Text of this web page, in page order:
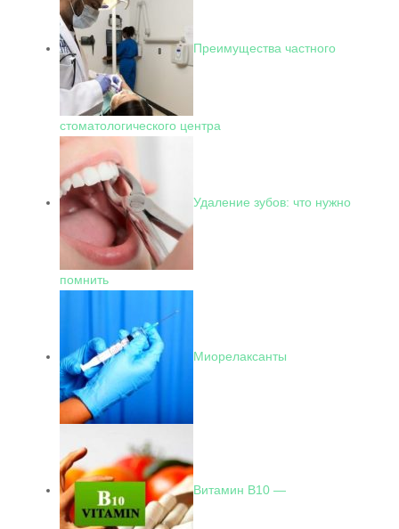
Преимущества частного
стоматологического центра
Удаление зубов: что нужно
помнить
Миорелаксанты
Витамин В10 —